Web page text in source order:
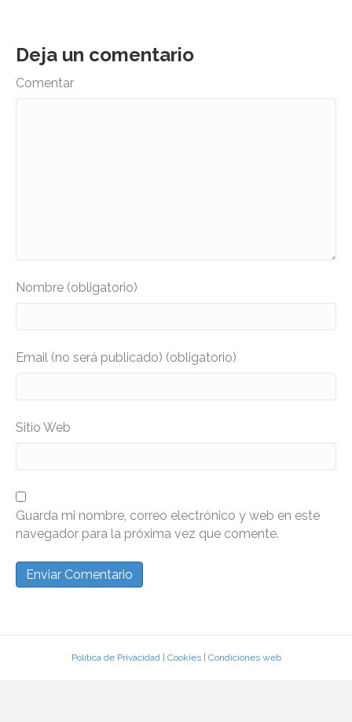
Deja un comentario
Comentar
Nombre (obligatorio)
Email (no será publicado) (obligatorio)
Sitio Web
Guarda mi nombre, correo electrónico y web en este
navegador para la próxima vez que comente.
Política de Privacidad | Cookies| Condiciones web